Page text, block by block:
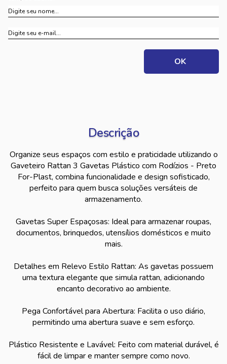
Descrição
Organize seus espaços com estilo e praticidade utilizando o
Gaveteiro Rattan 3 Gavetas Plástico com Rodízios - Preto
For-Plast, combina funcionalidade e design sofisticado,
perfeito para quem busca soluções versáteis de
armazenamento.
Gavetas Super Espaçosas: Ideal para armazenar roupas,
documentos, brinquedos, utensílios domésticos e muito
mais.
Detalhes em Relevo Estilo Rattan: As gavetas possuem
uma textura elegante que simula rattan, adicionando
encanto decorativo ao ambiente.
Pega Confortável para Abertura: Facilita o uso diário,
permitindo uma abertura suave e sem esforço.
Plástico Resistente e Lavável: Feito com material durável, é
fácil de limpar e manter sempre como novo.